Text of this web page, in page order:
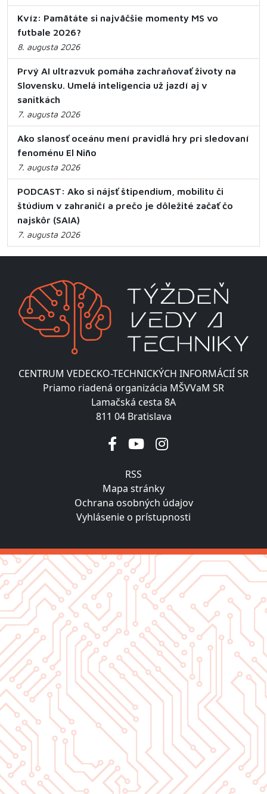
Kvíz: Pamätáte si najväčšie momenty MS vo
futbale 2026?
8. augusta 2026
Prvý AI ultrazvuk pomáha zachraňovať životy na
Slovensku. Umelá inteligencia už jazdí aj v
sanitkách
7. augusta 2026
Ako slanosť oceánu mení pravidlá hry pri sledovaní
fenoménu El Niño
7. augusta 2026
PODCAST: Ako si nájsť štipendium, mobilitu či
štúdium v zahraničí a prečo je dôležité začať čo
najskôr (SAIA)
7. augusta 2026
CENTRUM VEDECKO-TECHNICKÝCH INFORMÁCIÍ SR
Priamo riadená organizácia MŠVVaM SR
Lamačská cesta 8A
811 04 Bratislava
RSS
Mapa stránky
Ochrana osobných údajov
Vyhlásenie o prístupnosti